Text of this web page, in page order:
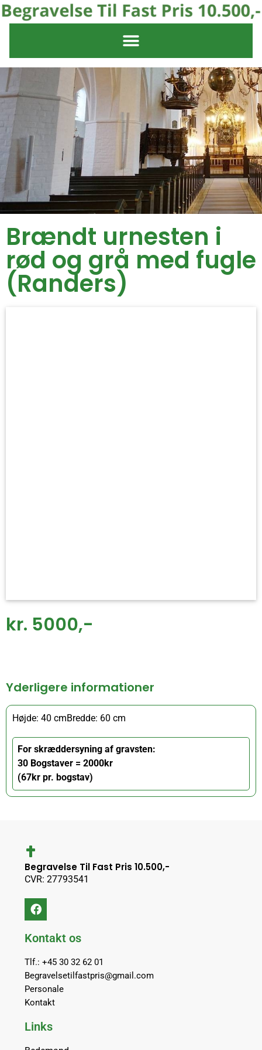
Brændt urnesten i
rød og grå med fugle
(Randers)
kr. 5000,-
Yderligere informationer
Højde: 40 cmBredde: 60 cm
For skræddersyning af gravsten:
30 Bogstaver = 2000kr
(67kr pr. bogstav)
Begravelse Til Fast Pris 10.500,-
CVR: 27793541
Kontakt os
Tlf.: +45 30 32 62 01
Begravelsetilfastpris@gmail.com
Personale
Kontakt
Links